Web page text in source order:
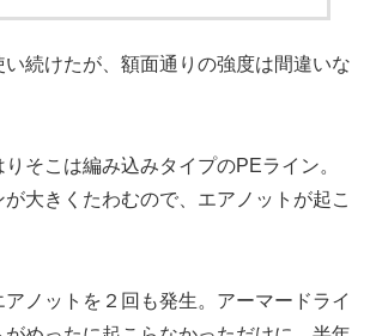
続けたが、額面通りの強度は間違いな
そこは編み込みタイプのPEライン。
大きくたわむので、エアノットが起こ
ノットを２回も発生。アーマードライ